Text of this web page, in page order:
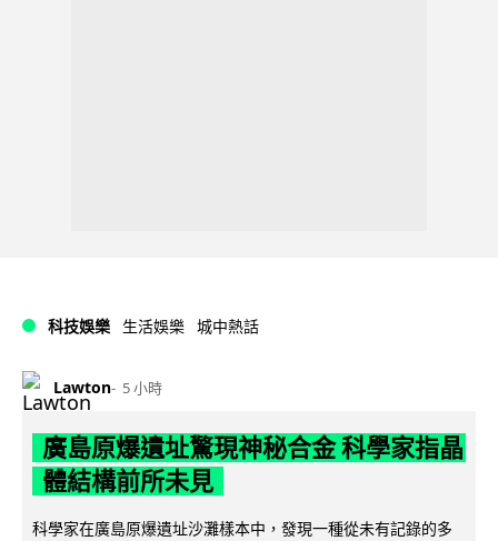
科技娛樂 生活娛樂 城中熱話
Lawton 5 小時
廣島原爆遺址驚現神秘合金 科學家指晶
體結構前所未見
科學家在廣島原爆遺址沙灘樣本中，發現一種從未有記錄的多